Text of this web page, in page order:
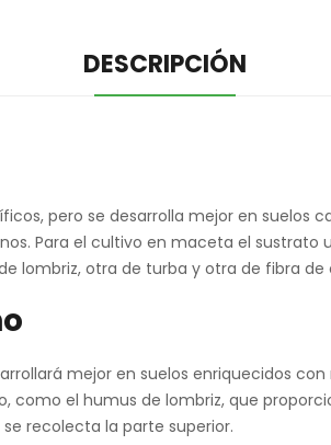
DESCRIPCIÓN
pero se desarrolla mejor en suelos
Para el cultivo en maceta el sustrato
lombriz, otra de turba y otra de fibra
mejor en suelos enriquecidos
el humus de lombriz, que
recolecta la parte superior.